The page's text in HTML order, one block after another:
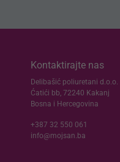
Kontaktirajte nas
Delibašić poliuretani d.o.o.
Ćatići bb, 72240 Kakanj
Bosna i Hercegovina
+387 32 550 061
info@mojsan.ba